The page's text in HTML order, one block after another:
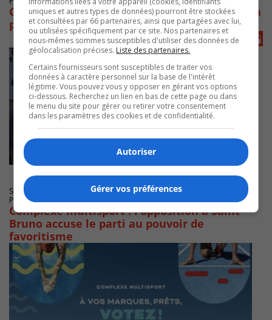
Complexe multisport : Saint-Bruno dresse son
plan de match
SAINT-BRUNO-DE-MONTARVILLE
Publié le 8 juin 2022 à 06h47
Complexe multisport : l’opposition à Saint-
Bruno accuse le parti au pouvoir de
favoritisme
uniques et autres types de données) pourront être stockées
et consultées par 66 partenaires, ainsi que partagées avec lui,
ou utilisées spécifiquement par ce site. Nos partenaires et
nous-mêmes sommes susceptibles d'utiliser des données de
géolocalisation précises. Liste des partenaires.
Certains fournisseurs sont susceptibles de traiter vos
données à caractère personnel sur la base de l'intérêt
légitime. Vous pouvez vous y opposer en gérant vos options
ci-dessous. Recherchez un lien en bas de cette page ou dans
le menu du site pour gérer ou retirer votre consentement
dans les paramètres des cookies et de confidentialité.
Autoriser
Gérer vos préférences